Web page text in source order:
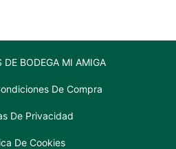
DE BODEGA MI AMIGA
De Compra
De Privacidad
De Cookies